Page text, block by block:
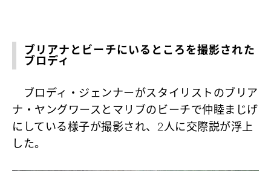
ブリアナとビーチにいるところを撮影された
ブロディ
ブロディ・ジェンナーがスタイリストのブリア
ナ・ヤングワースとマリブのビーチで仲睦まじげ
にしている様子が撮影され、2人に交際説が浮上
した。